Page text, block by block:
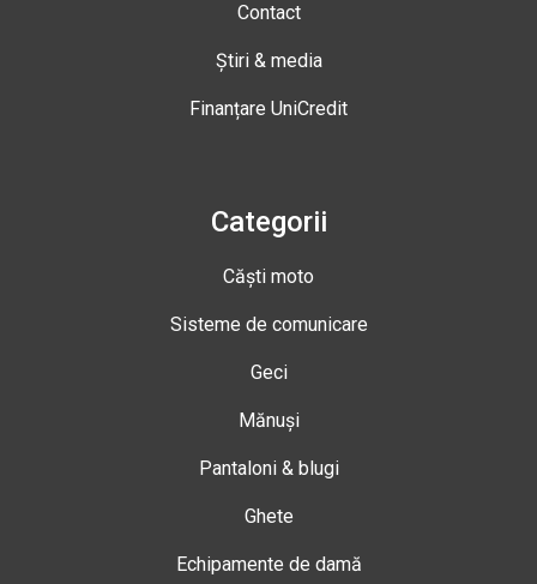
Contact
Știri & media
Finanțare UniCredit
Categorii
Căști moto
Sisteme de comunicare
Geci
Mănuși
Pantaloni & blugi
Ghete
Echipamente de damă